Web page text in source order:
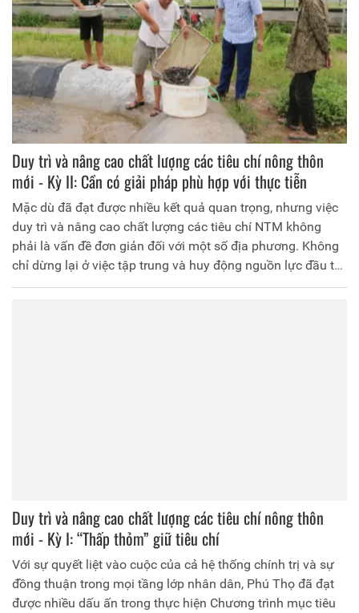
Duy trì và nâng cao chất lượng các tiêu chí nông thôn
mới - Kỳ II: Cần có giải pháp phù hợp với thực tiễn
Mặc dù đã đạt được nhiều kết quả quan trọng, nhưng việc
duy trì và nâng cao chất lượng các tiêu chí NTM không
phải là vấn đề đơn giản đối với một số địa phương. Không
chỉ dừng lại ở việc tập trung và huy động nguồn lực đầu tư
xây dựng hạ tầng nông thôn mà việc giữ chuẩn các tiêu chí
Duy trì và nâng cao chất lượng các tiêu chí nông thôn
mới - Kỳ I: “Thấp thỏm” giữ tiêu chí
Với sự quyết liệt vào cuộc của cả hệ thống chính trị và sự
đồng thuận trong mọi tầng lớp nhân dân, Phú Thọ đã đạt
được nhiều dấu ấn trong thực hiện Chương trình mục tiêu